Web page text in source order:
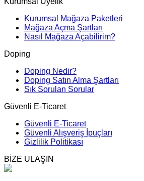
Kurumsal Mağaza Paketleri
Mağaza Açma Şartları
Nasıl Mağaza Açabilirim?
Doping
Doping Nedir?
Doping Satın Alma Şartları
Sık Sorulan Sorular
Güvenli E-Ticaret
Güvenli E-Ticaret
Güvenli Alışveriş İpuçları
Gizlilik Politikası
BİZE ULAŞIN